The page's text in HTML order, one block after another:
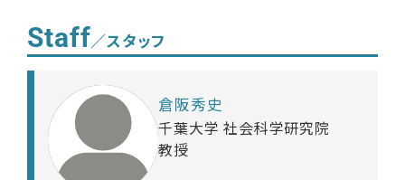
Staff／スタッフ
倉阪秀史
千葉大学 社会科学研究院
教授